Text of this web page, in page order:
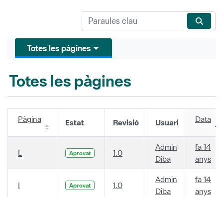
Totes les pàgines
Totes les pàgines
Pàgina Estat Revisió Usuari Data
L Aprovat 1.0
Admin
Diba
fa 14
anys
I Aprovat 1.0
Admin
Diba
fa 14
anys